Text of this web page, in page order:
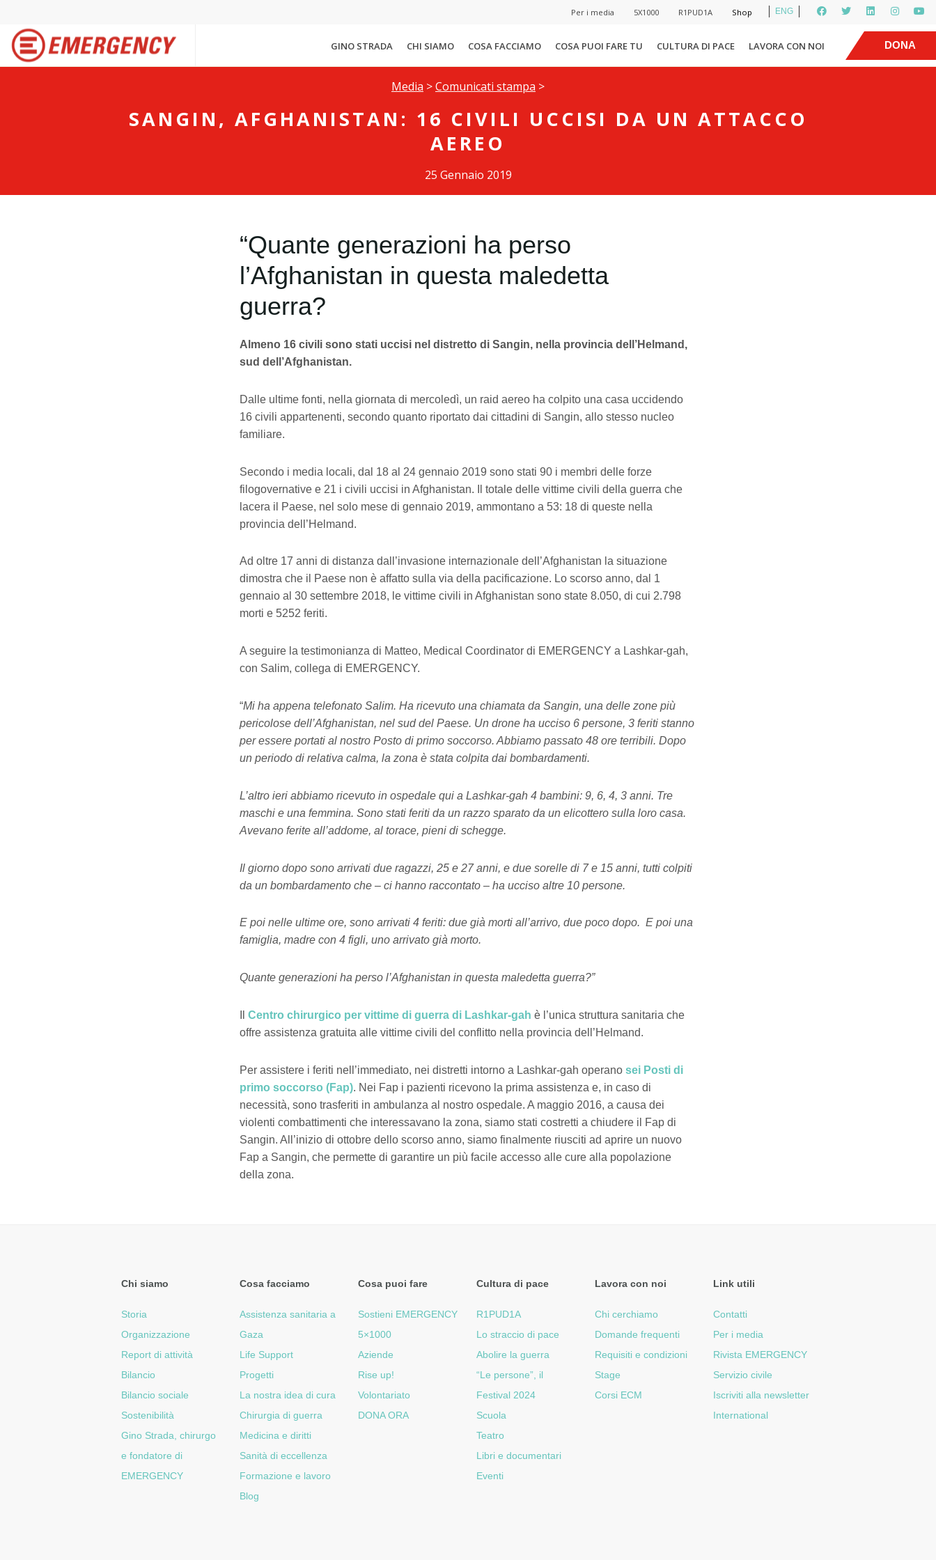
ENG
Per i media 5X1000 R1PUD1A Shop
DONA
GINO STRADA CHI SIAMO COSA FACCIAMO COSA PUOI FARE TU CULTURA DI PACE LAVORA CON NOI
Media >Comunicati stampa >
SANGIN, AFGHANISTAN: 16 CIVILI UCCISI DA UN ATTACCO
AEREO
25 Gennaio 2019
“Quante generazioni ha perso
l’Afghanistan in questa maledetta
guerra?
Almeno 16 civili sono stati uccisi nel distretto di Sangin, nella provincia dell’Helmand,
sud dell’Afghanistan.
Dalle ultime fonti, nella giornata di mercoledì, un raid aereo ha colpito una casa uccidendo
16 civili appartenenti, secondo quanto riportato dai cittadini di Sangin, allo stesso nucleo
familiare.
Secondo i media locali, dal 18 al 24 gennaio 2019 sono stati 90 i membri delle forze
filogovernative e 21 i civili uccisi in Afghanistan. Il totale delle vittime civili della guerra che
lacera il Paese, nel solo mese di gennaio 2019, ammontano a 53: 18 di queste nella
provincia dell’Helmand.
Ad oltre 17 anni di distanza dall’invasione internazionale dell’Afghanistan la situazione
dimostra che il Paese non è affatto sulla via della pacificazione. Lo scorso anno, dal 1
gennaio al 30 settembre 2018, le vittime civili in Afghanistan sono state 8.050, di cui 2.798
morti e 5252 feriti.
A seguire la testimonianza di Matteo, Medical Coordinator di EMERGENCY a Lashkar-gah,
con Salim, collega di EMERGENCY.
“Mi ha appena telefonato Salim. Ha ricevuto una chiamata da Sangin, una delle zone più
pericolose dell’Afghanistan, nel sud del Paese. Un drone ha ucciso 6 persone, 3 feriti stanno
per essere portati al nostro Posto di primo soccorso. Abbiamo passato 48 ore terribili. Dopo
un periodo di relativa calma, la zona è stata colpita dai bombardamenti.
L’altro ieri abbiamo ricevuto in ospedale qui a Lashkar-gah 4 bambini: 9, 6, 4, 3 anni. Tre
maschi e una femmina. Sono stati feriti da un razzo sparato da un elicottero sulla loro casa.
Avevano ferite all’addome, al torace, pieni di schegge.
Il giorno dopo sono arrivati due ragazzi, 25 e 27 anni, e due sorelle di 7 e 15 anni, tutti colpiti
da un bombardamento che – ci hanno raccontato – ha ucciso altre 10 persone.
E poi nelle ultime ore, sono arrivati 4 feriti: due già morti all’arrivo, due poco dopo. E poi una
famiglia, madre con 4 figli, uno arrivato già morto.
Quante generazioni ha perso l’Afghanistan in questa maledetta guerra?”
Centro chirurgico per vittime di guerra di Lashkar-gah è l’unica struttura sanitaria che
offre assistenza gratuita alle vittime civili del conflitto nella provincia dell’Helmand.
Per assistere i feriti nell’immediato, nei distretti intorno a Lashkar-gah operano sei Posti di
primo soccorso (Fap). Nei Fap i pazienti ricevono la prima assistenza e, in caso di
necessità, sono trasferiti in ambulanza al nostro ospedale. A maggio 2016, a causa dei
violenti combattimenti che interessavano la zona, siamo stati costretti a chiudere il Fap di
Sangin. All’inizio di ottobre dello scorso anno, siamo finalmente riusciti ad aprire un nuovo
Fap a Sangin, che permette di garantire un più facile accesso alle cure alla popolazione
della zona.
Chi siamo
Storia
Organizzazione
Report di attività
Bilancio
Bilancio sociale
Sostenibilità
Gino Strada, chirurgo
e fondatore di
EMERGENCY
Cosa facciamo
Assistenza sanitaria a
Gaza
Life Support
Progetti
La nostra idea di cura
Chirurgia di guerra
Medicina e diritti
Sanità di eccellenza
Formazione e lavoro
Blog
Cosa puoi fare
Sostieni EMERGENCY
5×1000
Aziende
Rise up!
Volontariato
DONA ORA
Cultura di pace
R1PUD1A
Lo straccio di pace
Abolire la guerra
“Le persone”, il
Festival 2024
Scuola
Teatro
Libri e documentari
Eventi
Lavora con noi
Chi cerchiamo
Domande frequenti
Requisiti e condizioni
Stage
Corsi ECM
Link utili
Contatti
Per i media
Rivista EMERGENCY
Servizio civile
Iscriviti alla newsletter
International